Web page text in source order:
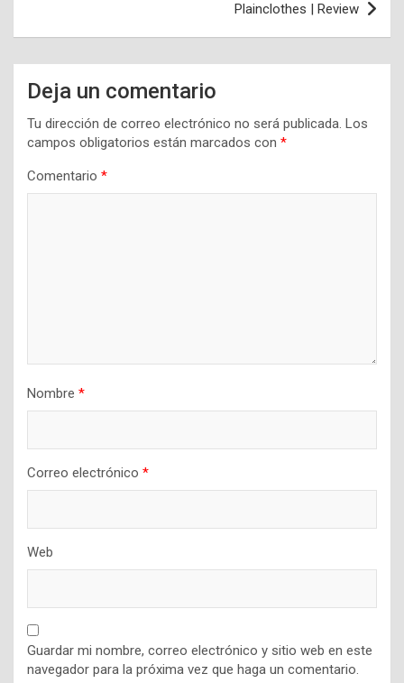
Plainclothes | Review
Deja un comentario
Tu dirección de correo electrónico no será publicada. Los
campos obligatorios están marcados con *
Comentario *
Nombre *
Correo electrónico *
Web
Guardar mi nombre, correo electrónico y sitio web en este
navegador para la próxima vez que haga un comentario.